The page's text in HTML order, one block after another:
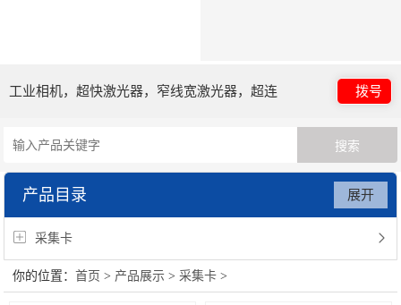
工业相机，超快激光器，窄线宽激光器，超连
续谱光源，光子晶体光纤
拨号
产品目录
采集卡
展开
你的位置：首页 > 产品展示 >采集卡 >